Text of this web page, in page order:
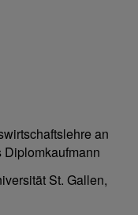
an
St. Gallen,